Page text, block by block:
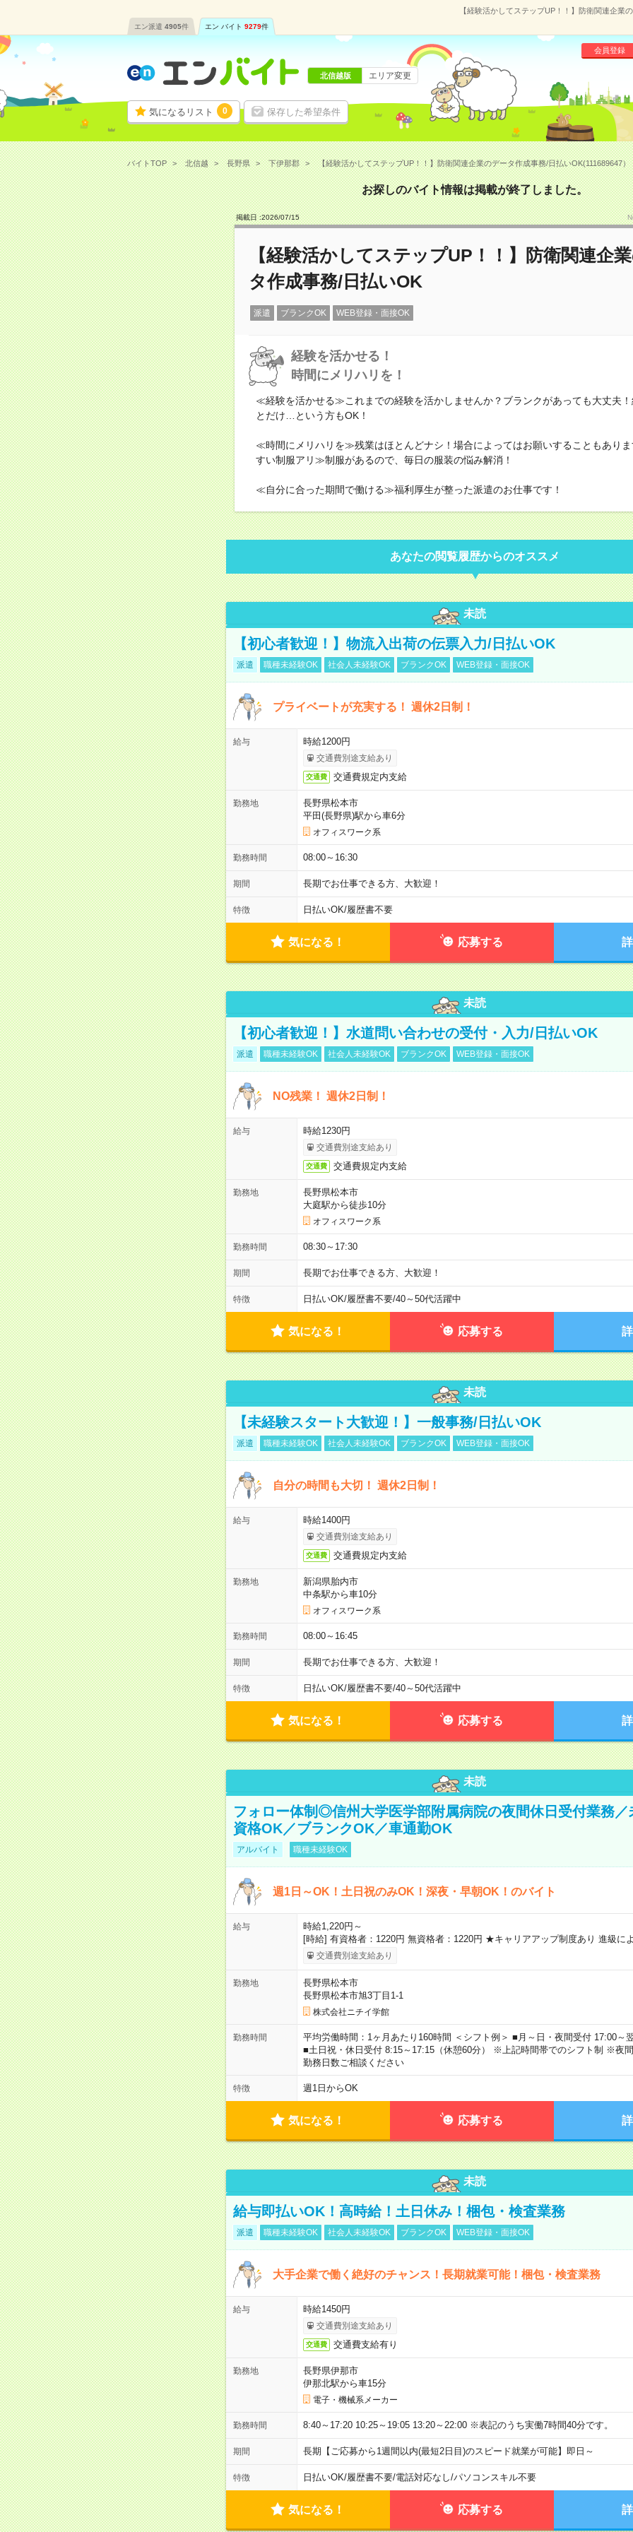
【経験活かしてステップUP！！】防衛関連企業
エン派遣 4905件 エン バイト 9279件
気になるリスト 0 保存した希望条件
会員登録
北信越版 エリア変更
バイトTOP 北信越 長野県 下伊那郡 【経験活かしてステップUP！！】防衛関連企業のデータ作成事務/日払いOK(111689647）
お探しのバイト情報は掲載が終了しました。
掲載日 :2026/07/15
【経験活かしてステップUP！！】防衛関連企
タ作成事務/日払いOK
派遣 ブランクOK WEB登録・面接OK
経験を活かせる！
時間にメリハリを！
≪経験を活かせる≫これまでの経験を活かしませんか？ブランクがあっても大丈夫
とだけ…という方もOK！
≪時間にメリハリを≫残業はほとんどナシ！場合によってはお願いすることもあり
すい制服アリ≫制服があるので、毎日の服装の悩み解消！
≪自分に合った期間で働ける≫福利厚生が整った派遣のお仕事です！
あなたの閲覧履歴からのオススメ
未読
【初心者歓迎！】物流入出荷の伝票入力/日払いOK
派遣 職種未経験OK 社会人未経験OK ブランクOK WEB登録・面接OK
プライベートが充実する！ 週休2日制！
給与 時給1200円
交通費別途支給あり
交通費 交通費規定内支給
勤務地
長野県松本市
平田(長野県)駅から車6分
オフィスワーク系
勤務時間 08:00～16:30
期間 長期でお仕事できる方、大歓迎！
特徴 日払いOK/履歴書不要
気になる！ 応募する
未読
【初心者歓迎！】水道問い合わせの受付・入力/日払いOK
派遣 職種未経験OK 社会人未経験OK ブランクOK WEB登録・面接OK
NO残業！ 週休2日制！
給与 時給1230円
交通費別途支給あり
交通費 交通費規定内支給
勤務地
長野県松本市
大庭駅から徒歩10分
オフィスワーク系
勤務時間 08:30～17:30
期間 長期でお仕事できる方、大歓迎！
特徴 日払いOK/履歴書不要/40～50代活躍中
気になる！ 応募する
未読
【未経験スタート大歓迎！】一般事務/日払いOK
派遣 職種未経験OK 社会人未経験OK ブランクOK WEB登録・面接OK
自分の時間も大切！ 週休2日制！
給与 時給1400円
交通費別途支給あり
交通費 交通費規定内支給
勤務地
新潟県胎内市
中条駅から車10分
オフィスワーク系
勤務時間 08:00～16:45
期間 長期でお仕事できる方、大歓迎！
特徴 日払いOK/履歴書不要/40～50代活躍中
気になる！ 応募する
未読
フォロー体制◎信州大学医学部附属病院の夜間休日受付業務／
資格OK／ブランクOK／車通勤OK
アルバイト 職種未経験OK
週1日～OK！土日祝のみOK！深夜・早朝OK！のバイト
給与
時給1,220円～
[時給] 有資格者：1220円 無資格者：1220円 ★キャリアアップ制度あり 進級に
交通費別途支給あり
勤務地
長野県松本市
長野県松本市旭3丁目1-1
株式会社ニチイ学館
勤務時間
平均労働時間：1ヶ月あたり160時間 ＜シフト例＞ ■月～日・夜間受付 17:00～
■土日祝・休日受付 8:15～17:15（休憩60分） ※上記時間帯でのシフト制 ※夜
勤務日数ご相談ください
特徴 週1日からOK
気になる！ 応募する
未読
給与即払いOK！高時給！土日休み！梱包・検査業務
派遣 職種未経験OK 社会人未経験OK ブランクOK WEB登録・面接OK
大手企業で働く絶好のチャンス！長期就業可能！梱包・検査業務
給与 時給1450円
交通費別途支給あり
交通費 交通費支給有り
勤務地
長野県伊那市
伊那北駅から車15分
電子・機械系メーカー
勤務時間 8:40～17:20 10:25～19:05 13:20～22:00 ※表記のうち実働7時間40分です。
期間 長期【ご応募から1週間以内(最短2日目)のスピード就業が可能】即日～
特徴 日払いOK/履歴書不要/電話対応なし/パソコンスキル不要
気になる！ 応募する